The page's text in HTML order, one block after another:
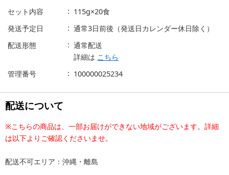
セット内容
115g×20食
発送予定日
通常3日前後（発送日カレンダー休日除く）
配送形態
通常配送
詳細は こちら
管理番号
100000025234
配送について
※こちらの商品は、一部お届けができない地域がございます。詳細
は以下よりご確認くださいませ。
配送不可エリア：沖縄・離島